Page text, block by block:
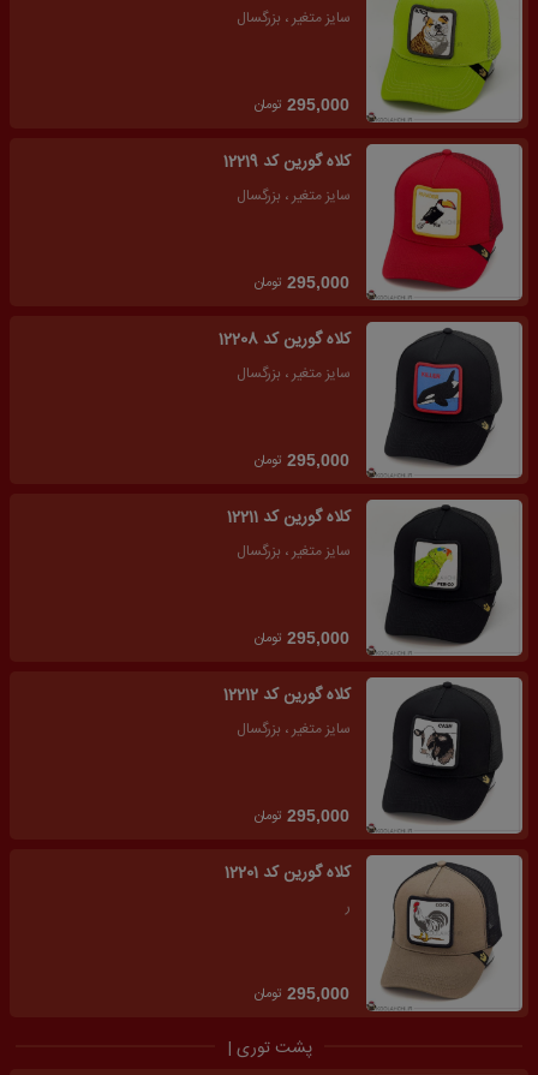
سایز متغیر ، بزرگسال
295,000 تومان
کلاه گورین کد 12219
سایز متغیر ، بزرگسال
295,000 تومان
کلاه گورین کد 12208
سایز متغیر ، بزرگسال
295,000 تومان
کلاه گورین کد 12211
سایز متغیر ، بزرگسال
295,000 تومان
کلاه گورین کد 12212
سایز متغیر ، بزرگسال
295,000 تومان
کلاه گورین کد 12201
ر
295,000 تومان
پشت توری |